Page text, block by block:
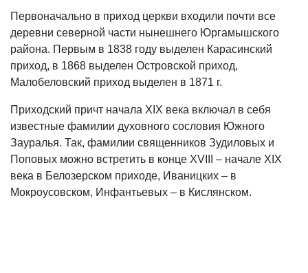
Первоначально в приход церкви входили почти все
деревни северной части нынешнего Юргамышского
района. Первым в 1838 году выделен Карасинский
приход, в 1868 выделен Островской приход,
Малобеловский приход выделен в 1871 г.
Приходский причт начала XIX века включал в себя
известные фамилии духовного сословия Южного
Зауралья. Так, фамилии священников Зудиловых и
Поповых можно встретить в конце XVIII – начале XIX
века в Белозерском приходе, Иваницких – в
Мокроусовском, Инфантьевых – в Кислянском.